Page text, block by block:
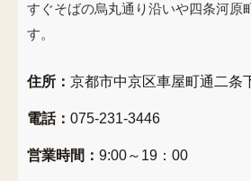
すぐそばの烏丸通り沿いや四条河原
す。
住所： 京都市中京区車屋町通二条
電話： 075-231-3446
営業時間： 9:00～19：00